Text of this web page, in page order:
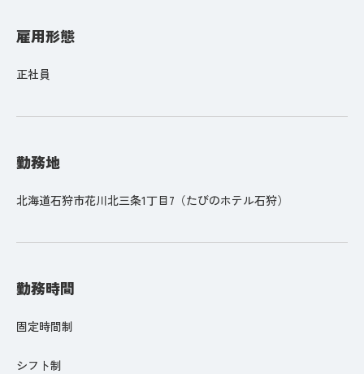
雇用形態
正社員
勤務地
北海道石狩市花川北三条1丁目7（たびのホテル石狩）
勤務時間
固定時間制
シフト制